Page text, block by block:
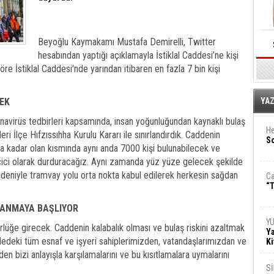
Beyoğlu Kaymakamı Mustafa Demirelli, Twitter
hesabından yaptığı açıklamayla İstiklal Caddesi’ne kişi
İstiklal Caddesi'nde yarından itibaren en fazla 7 bin kişi
tedbirleri kapsamında, insan yoğunluğundan kaynaklı bulaş
Hıfzıssıhha Kurulu Kararı ile sınırlandırdık. Caddenin
kadar olan kısmında aynı anda 7000 kişi bulunabilecek ve
olarak durduracağız. Aynı zamanda yüz yüze gelecek şekilde
tramvay yolu orta nokta kabul edilerek herkesin sağdan
BAŞLIYOR
girecek. Caddenin kalabalık olması ve bulaş riskini azaltmak
tüm esnaf ve işyeri sahiplerimizden, vatandaşlarımızdan ve
anlayışla karşılamalarını ve bu kısıtlamalara uymalarını